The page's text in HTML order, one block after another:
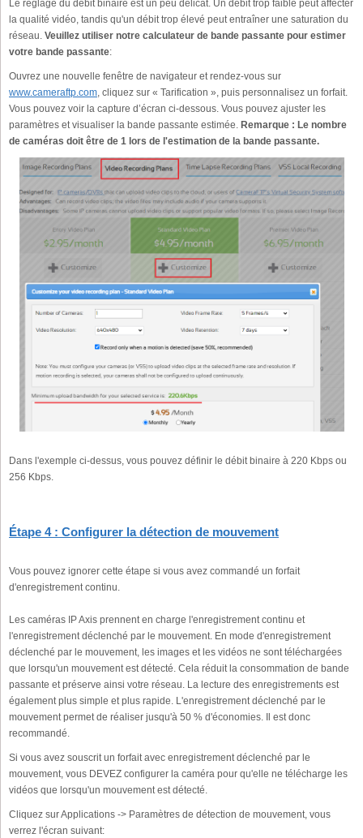
Le réglage du débit binaire est un peu délicat. Un débit trop faible peut affecter
la qualité vidéo, tandis qu'un débit trop élevé peut entraîner une saturation du
réseau. Veuillez utiliser notre calculateur de bande passante pour estimer
votre bande passante:
Ouvrez une nouvelle fenêtre de navigateur et rendez-vous sur
www.cameraftp.com , cliquez sur « Tarification », puis personnalisez un forfait.
Vous pouvez voir la capture d’écran ci-dessous. Vous pouvez ajuster les
paramètres et visualiser la bande passante estimée. Remarque : Le nombre
de caméras doit être de 1 lors de l'estimation de la bande passante.
Dans l'exemple ci-dessus, vous pouvez définir le débit binaire à 220 Kbps ou
256 Kbps.
Étape 4 : Configurer la détection de mouvement
Vous pouvez ignorer cette étape si vous avez commandé un forfait
d'enregistrement continu.
Les caméras IP Axis prennent en charge l'enregistrement continu et
l'enregistrement déclenché par le mouvement. En mode d'enregistrement
déclenché par le mouvement, les images et les vidéos ne sont téléchargées
que lorsqu'un mouvement est détecté. Cela réduit la consommation de bande
passante et préserve ainsi votre réseau. La lecture des enregistrements est
également plus simple et plus rapide. L'enregistrement déclenché par le
mouvement permet de réaliser jusqu'à 50 % d'économies. Il est donc
recommandé.
Si vous avez souscrit un forfait avec enregistrement déclenché par le
mouvement, vous DEVEZ configurer la caméra pour qu'elle ne télécharge les
vidéos que lorsqu'un mouvement est détecté.
Cliquez sur Applications -> Paramètres de détection de mouvement, vous
verrez l'écran suivant: